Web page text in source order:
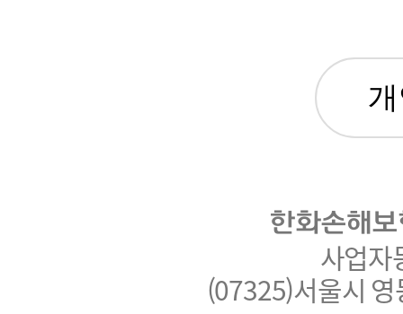
한화손해
사업
(07325)서울시